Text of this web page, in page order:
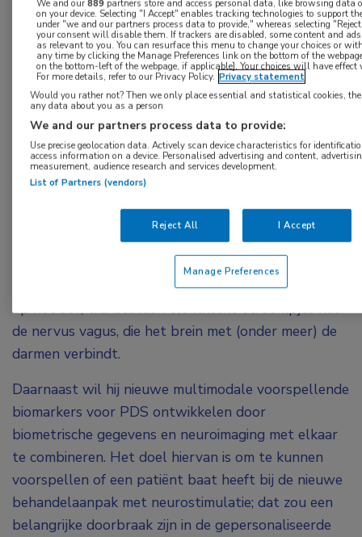
een European Research Council Starting Grant
van 1,5 miljoen euro om uit te zoeken of
neurostimulatie effectief is bij de behandeling
van PDS.
PDS wordt mogelijk veroorzaakt door een
verstoring van de hersen-darm-as. Volgens
Keszthelyi zou met autonome neuromodulatie
zijn onderzoek wil hij bekijken of niet-invasieve
transcutane elektrische nervus vagus stimulatie
(tVNS) effectief is bij patiënten met PDS. Bij tVNS
stuurt een veilig en gebruiksvriendelijk apparaatje
op het oor, transcutaan elektrische stroompjes naar
de nervus vagus, die het brein met (onder meer) de
darmen verbindt.
Daarnaast wil hij nieuwe multimodale voorspellende
biomarkers voor PDS ontwikkelen door
biometrische gegevens en neuroimaging met elkaar
te combineren. Het doel hiervan is om te kunnen
voorspellen of een patiënt baat heeft bij de nieuwe
behandelaanpak met neurostimulatie; dat zou een
belangrijke doorbraak zijn in de gepersonaliseerde
We and our889partners store and access personal data, like browsing data
on your device. Selecting "I Accept" enables tracking technologies to support
under "we and our partners process data to provide," whereas selecting
your consent will disable them. If trackers are disabled, some content and
as relevant to you. You can resurface this menu to change your choices or
any time by clicking the Manage Preferences link on the bottom of the
on the bottom-left of the webpage, if applicable]. Your choices will have
For more details, refer to our Privacy Policy. Privacy statement
Would you rather not? Then we only place essential and statistical cookies,
any data about you as a person
We and our partners process data to provide:
Use precise geolocation data. Actively scan device characteristics for
access information on a device. Personalised advertising and content,
measurement, audience research and services development.
List of Partners (vendors)
Reject All I Accept
Manage Preferences